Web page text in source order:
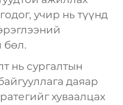
учир нь түүнд
бөл.
нь сургалтын
даяар
хуваалцах